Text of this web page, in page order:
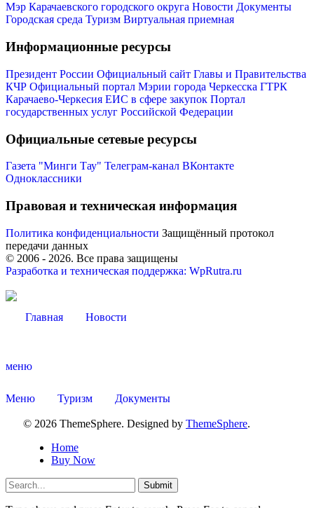
Мэр Карачаевского городского округа Новости Документы
Городская среда Туризм Виртуальная приемная
Информационные ресурсы
Президент России Официальный сайт Главы и Правительства
КЧР Официальный портал Мэрии города Черкесска ГТРК
Карачаево-Черкесия ЕИС в сфере закупок Портал
государственных услуг Российской Федерации
Официальные сетевые ресурсы
Газета "Минги Тау" Телеграм-канал ВКонтакте
Одноклассники
Правовая и техническая информация
Политика конфиденциальности Защищённый протокол
передачи данных
© 2006 - 2026. Все права защищены
Разработка и техническая поддержка: WpRutra.ru
Главная Новости
меню
Меню Туризм Документы
© 2026 ThemeSphere. Designed by ThemeSphere.
Home
Buy Now
Submit